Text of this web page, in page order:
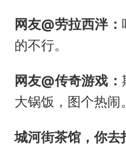
网友@劳拉西泮：
的不行。
网友@传奇游戏：
大锅饭，图个热闹。
城河街茶馆，你去